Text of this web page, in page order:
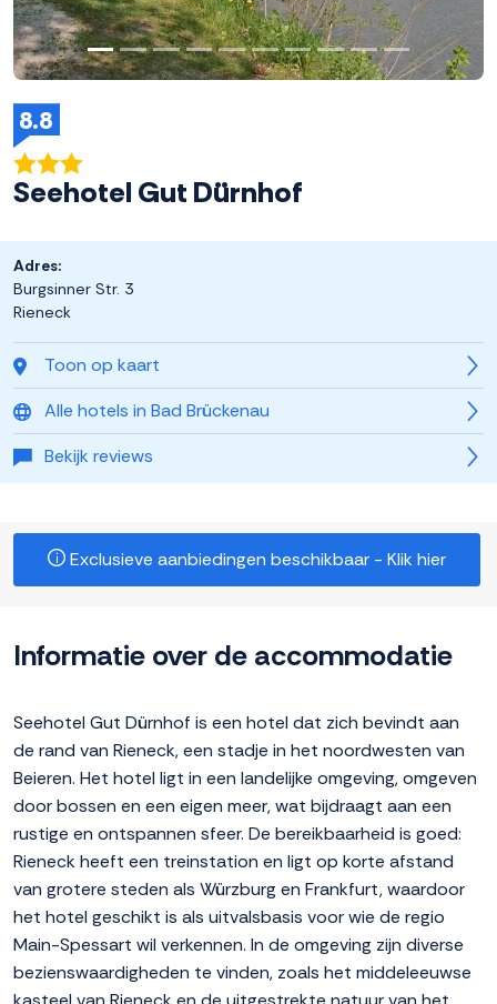
8.8
Seehotel Gut Dürnhof
Toon op kaart
Alle hotels in Bad Brückenau
Bekijk reviews
Adres:
Burgsinner Str. 3
Rieneck
Exclusieve aanbiedingen beschikbaar - Klik hier
Informatie over de accommodatie
Seehotel Gut Dürnhof is een hotel dat zich bevindt aan
de rand van Rieneck, een stadje in het noordwesten van
Beieren. Het hotel ligt in een landelijke omgeving, omgeven
door bossen en een eigen meer, wat bijdraagt aan een
rustige en ontspannen sfeer. De bereikbaarheid is goed:
Rieneck heeft een treinstation en ligt op korte afstand
van grotere steden als Würzburg en Frankfurt, waardoor
het hotel geschikt is als uitvalsbasis voor wie de regio
Main-Spessart wil verkennen. In de omgeving zijn diverse
bezienswaardigheden te vinden, zoals het middeleeuwse